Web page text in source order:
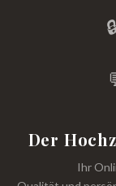
🔒
Der
Ihr